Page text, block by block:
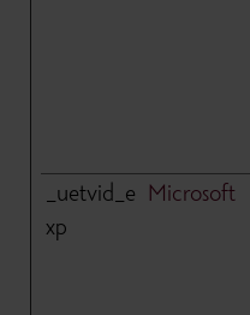
_uetvid_e
xp
Microsoft